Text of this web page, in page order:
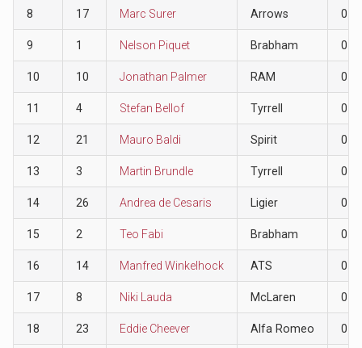
8 17 Marc Surer Arrows 0
9 1 Nelson Piquet Brabham 0
10 10 Jonathan Palmer RAM 0
11 4 Stefan Bellof Tyrrell 0
12 21 Mauro Baldi Spirit 0
13 3 Martin Brundle Tyrrell 0
14 26 Andrea de Cesaris Ligier 0
15 2 Teo Fabi Brabham 0
16 14 Manfred Winkelhock ATS 0
17 8 Niki Lauda McLaren 0
18 23 Eddie Cheever Alfa Romeo 0